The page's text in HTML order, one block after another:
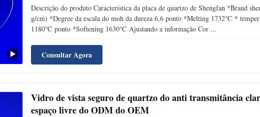
Descrição do produto Característica da placa de quartzo de Shengfan *Brand
g/cm) *Degree da escala do moh da dureza 6,6 ponto *Melting 1732℃ *
1180℃ ponto *Softening 1630℃ Ajustando a informação Cor ...
Consultar Agora
Vidro de vista seguro de quartzo do anti transmitância
espaço livre do ODM do OEM